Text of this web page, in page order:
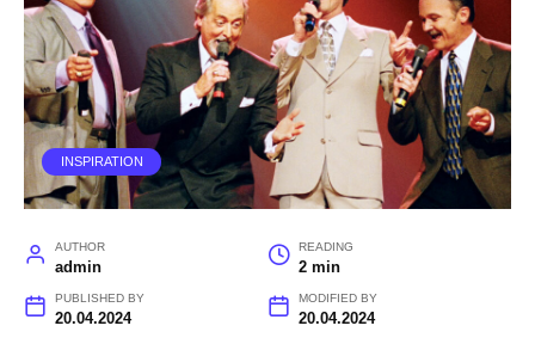
INSPIRATION
AUTHOR
admin
READING
2 min
PUBLISHED BY
20.04.2024
MODIFIED BY
20.04.2024